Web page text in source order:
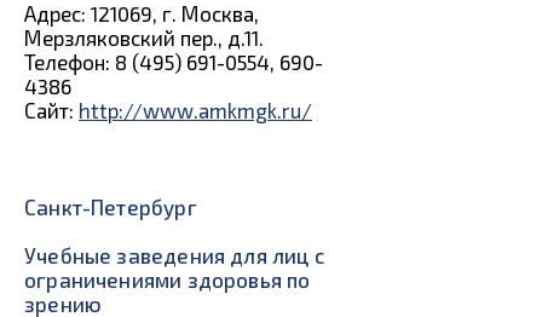
Адрес: 121069, г. Москва,
Мерзляковский пер., д.11.
Телефон: 8 (495) 691-0554, 690-
4386
Сайт: http://www.amkmgk.ru/
Санкт-Петербург
Учебные заведения для лиц с
ограничениями здоровья по
зрению